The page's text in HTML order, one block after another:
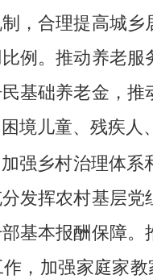
，合理提高城
例。推动养老
基础养老金，
境儿童、残疾
加强乡村治理体系
发挥农村基层
基本报酬保障
，加强家庭家